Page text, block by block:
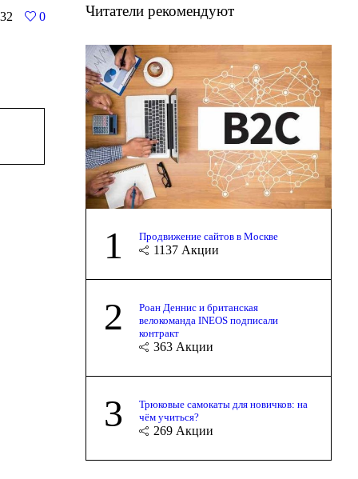
32 0 Читатели рекомендуют
1 Продвижение сайтов в Москве
1137 Акции
2
Роан Деннис и британская
велокоманда INEOS подписали
контракт
363 Акции
3
Трюковые самокаты для новичков: на
чём учиться?
269 Акции